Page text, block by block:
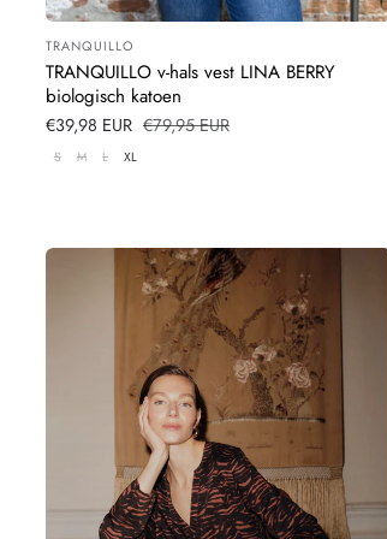
Leverancier:
TRANQUILLO
TRANQUILLO v-hals vest LINA BERRY
biologisch katoen
Verkoopprijs
€39,98 EUR Normale
€79,95 EUR
S M L XL